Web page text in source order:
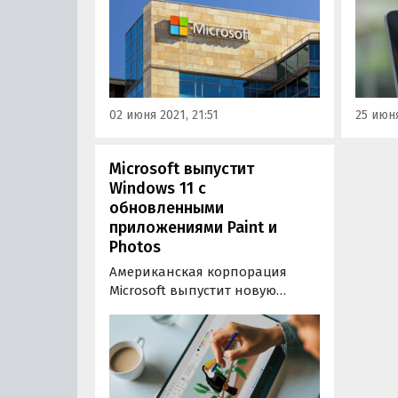
поколения 24 июня. На
мероприятии выступят
генеральный директор
компании Сатья Наделла и
директор по продуктам Панос
Панай.
02 июня 2021, 21:51
том
25
Microsoft выпустит
Windows 11 с
обновленными
приложениями Paint и
Photos
Американская корпорация
Microsoft выпустит новую
Windows 11 с обновленными
версиями Paint и Photos
(«Фотографии»). К такому
выводу пришли специалисты